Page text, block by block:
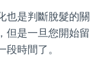
也是判斷脫髮的關
但是一旦您開始留
時間了。